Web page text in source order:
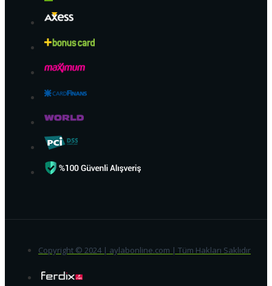
Copyright © 2024 | aylabonline.com | Tüm Hakları Saklıdır